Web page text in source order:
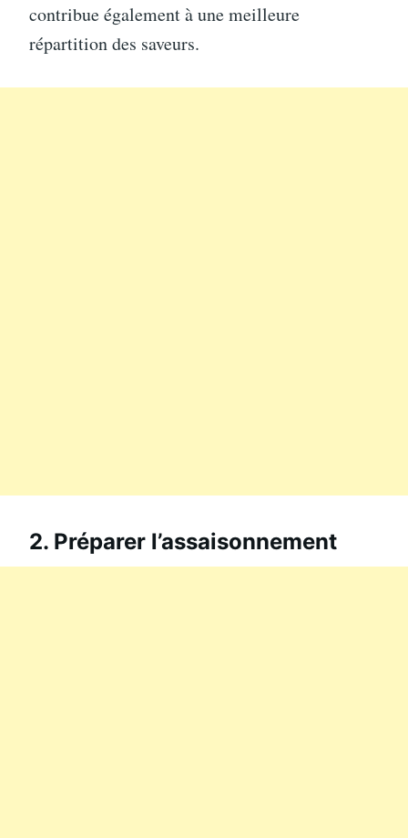
contribue également à une meilleure
répartition des saveurs.
2. Préparer l’assaisonnement